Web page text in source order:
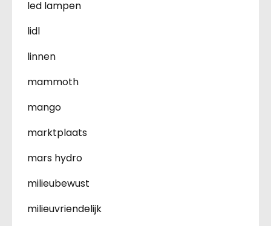
led lampen
lidl
linnen
mammoth
mango
marktplaats
mars hydro
milieubewust
milieuvriendelijk